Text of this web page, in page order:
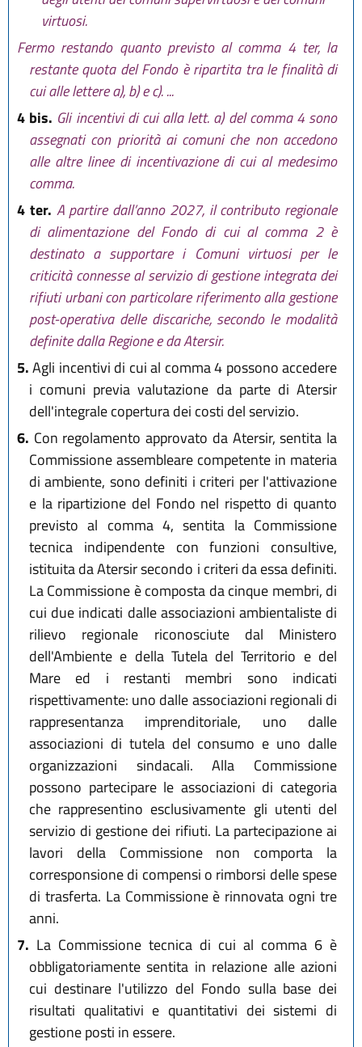
virtuosi.
Fermo restando quanto previsto al comma 4 ter, la
restante quota del Fondo è ripartita tra le finalità di
cui alle lettere a), b) e c). ...
4 bis. Gli incentivi di cui alla lett. a) del comma 4 sono
assegnati con priorità ai comuni che non accedono
alle altre linee di incentivazione di cui al medesimo
comma.
4 ter. A partire dall’anno 2027, il contributo regionale
di alimentazione del Fondo di cui al comma 2 è
destinato a supportare i Comuni virtuosi per le
criticità connesse al servizio di gestione integrata dei
rifiuti urbani con particolare riferimento alla gestione
post-operativa delle discariche, secondo le modalità
definite dalla Regione e da Atersir.
5.Agli incentivi di cui al comma 4 possono accedere
i comuni previa valutazione da parte di Atersir
dell'integrale copertura dei costi del servizio.
6. Con regolamento approvato da Atersir, sentita la
Commissione assembleare competente in materia
di ambiente, sono definiti i criteri per l'attivazione
e la ripartizione del Fondo nel rispetto di quanto
previsto al comma 4, sentita la Commissione
tecnica indipendente con funzioni consultive,
istituita da Atersir secondo i criteri da essa definiti.
La Commissione è composta da cinque membri, di
cui due indicati dalle associazioni ambientaliste di
rilievo regionale riconosciute dal Ministero
dell'Ambiente e della Tutela del Territorio e del
Mare ed i restanti membri sono indicati
rispettivamente: uno dalle associazioni regionali di
rappresentanza imprenditoriale, uno dalle
associazioni di tutela del consumo e uno dalle
organizzazioni sindacali. Alla Commissione
possono partecipare le associazioni di categoria
che rappresentino esclusivamente gli utenti del
servizio di gestione dei rifiuti. La partecipazione ai
lavori della Commissione non comporta la
corresponsione di compensi o rimborsi delle spese
di trasferta. La Commissione è rinnovata ogni tre
anni.
7. La Commissione tecnica di cui al comma 6 è
obbligatoriamente sentita in relazione alle azioni
cui destinare l'utilizzo del Fondo sulla base dei
risultati qualitativi e quantitativi dei sistemi di
gestione posti in essere.